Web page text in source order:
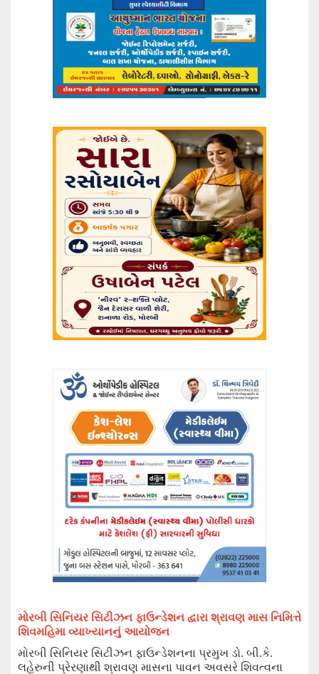
મોરબી સિનિયર સિટીઝન ફાઉન્ડેશન દ્વારા શ્રાવણ માસ નિમિત્તે
શિવમહિમા વ્યાખ્યાનનું આયોજન
મોરબી સિનિયર સિટીઝન ફાઉન્ડેશનના પ્રમુખ ડો. બી.કે.
લહેરુની પ્રેરણાથી શ્રાવણ માસના પાવન અવસરે શિવત્વના